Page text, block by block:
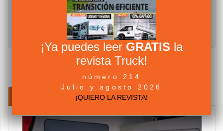
ÚLTIMOS COMENTARIOS
¡Ya puedes leer GRATIS la
revista Truck!
número 214
Julio y agosto 2026
¡QUIERO LA REVISTA!